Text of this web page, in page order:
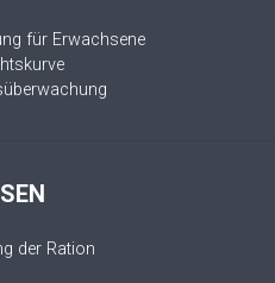
für Erwachsene
der Ration